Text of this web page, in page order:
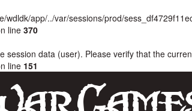
wdldk/app/../var/sessions/prod/
line 370
session data (user). Please verify that the
line 151